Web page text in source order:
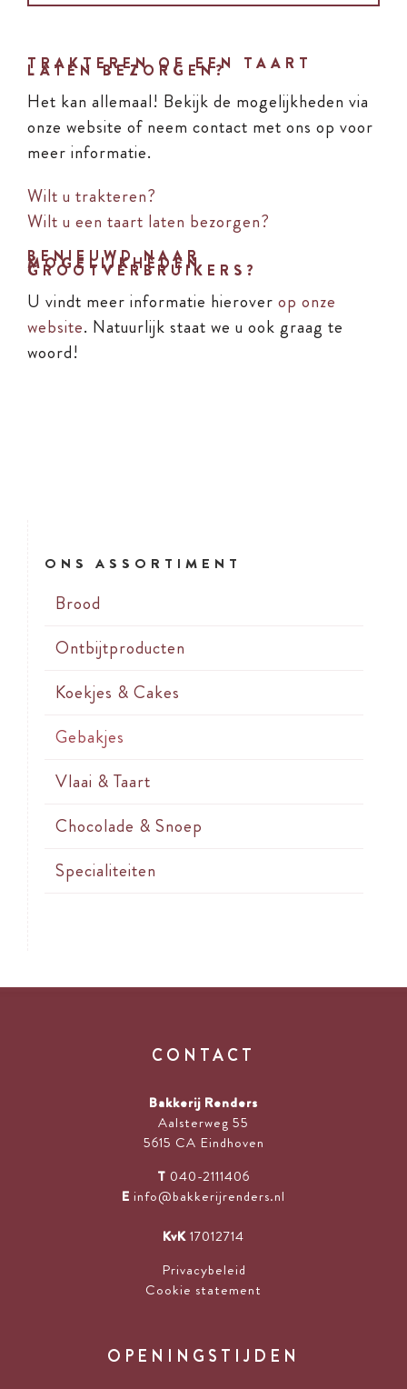
TRAKTEREN OF EEN TAART
LATEN BEZORGEN?
Het kan allemaal! Bekijk de mogelijkheden via
onze website of neem contact met ons op voor
meer informatie.
Wilt u trakteren?
Wilt u een taart laten bezorgen?
BENIEUWD NAAR
MOGELIJKHEDEN
GROOTVERBRUIKERS?
U vindt meer informatie hierover op onze
website. Natuurlijk staat we u ook graag te
woord!
ONS ASSORTIMENT
Brood
Ontbijtproducten
Koekjes & Cakes
Gebakjes
Vlaai & Taart
Chocolade & Snoep
Specialiteiten
CONTACT
Bakkerij Renders
Aalsterweg 55
5615 CA Eindhoven
T 040-2111406
E info@bakkerijrenders.nl
KvK17012714
Privacybeleid
Cookie statement
OPENINGSTIJDEN